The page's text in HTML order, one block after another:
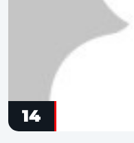
14